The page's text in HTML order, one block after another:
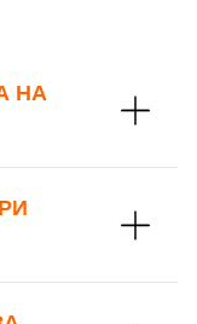
НА